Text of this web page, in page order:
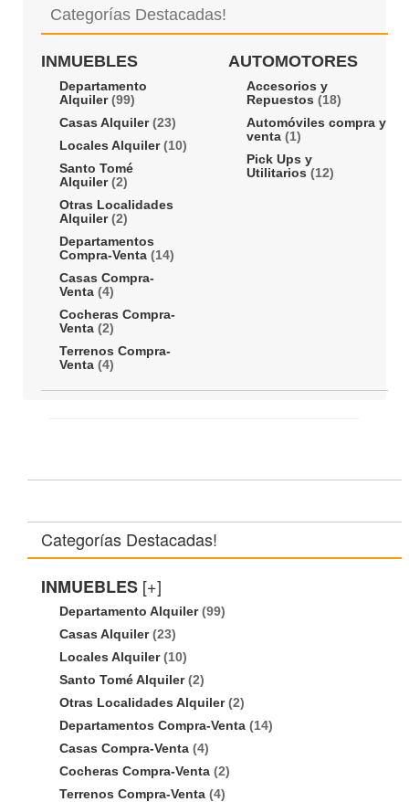
Categorías Destacadas!
INMUEBLES
Departamento
Alquiler(99)
Casas Alquiler(23)
Locales Alquiler(10)
Santo Tomé
Alquiler(2)
Otras Localidades
Alquiler(2)
Departamentos
Compra-Venta (14)
Casas Compra-
Venta (4)
Cocheras Compra-
Venta (2)
Terrenos Compra-
Venta (4)
AUTOMOTORES
Accesorios y
Repuestos (18)
Automóviles compra y
venta (1)
Pick Ups y
Utilitarios (12)
Categorías Destacadas!
INMUEBLES [+]
Departamento Alquiler(99)
Casas Alquiler(23)
Locales Alquiler(10)
Santo Tomé Alquiler(2)
Otras Localidades Alquiler(2)
Departamentos Compra-Venta (14)
Casas Compra-Venta (4)
Cocheras Compra-Venta (2)
Terrenos Compra-Venta (4)